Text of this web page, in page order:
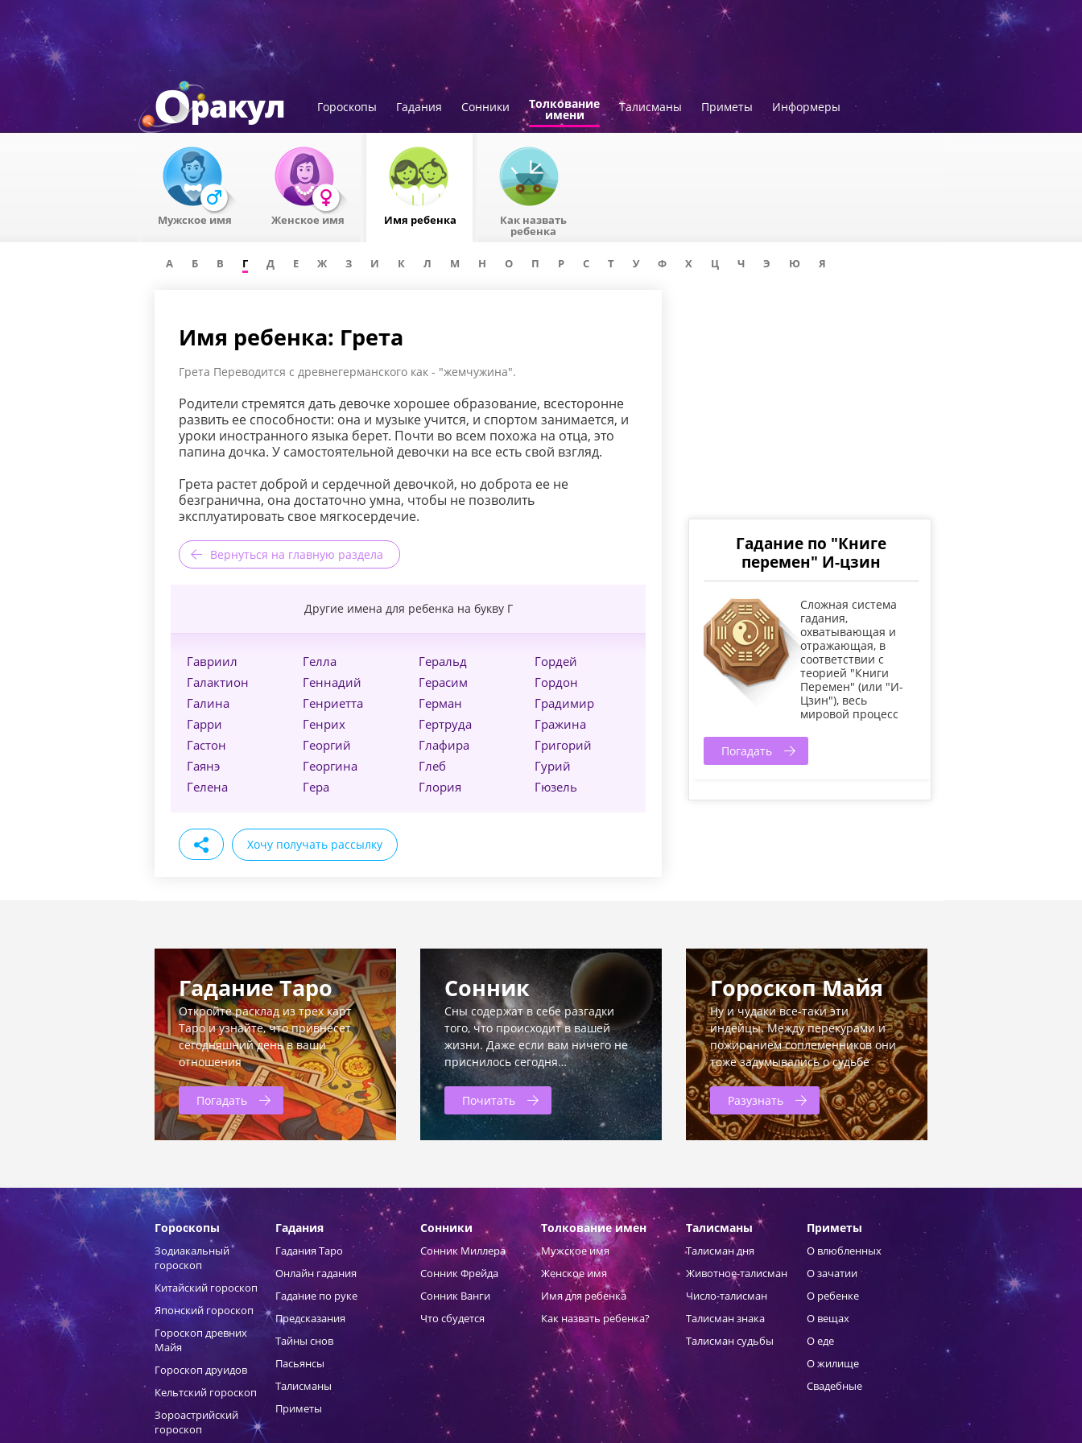
Гороскопы Гадания Сонники Толкование
имени
Талисманы Приметы Информеры
Мужское имя Женское имя Имя ребенка Как назвать
ребенка
А Б В Г Д Е Ж З И К Л М Н О П Р С Т У Ф Х Ц Ч Э Ю Я
Имя ребенка: Грета
Грета Переводится с древнегерманского как - "жемчужина".
Родители стремятся дать девочке хорошее образование, всесторонне
развить ее способности: она и музыке учится, и спортом занимается, и
уроки иностранного языка берет. Почти во всем похожа на отца, это
папина дочка. У самостоятельной девочки на все есть свой взгляд.
Грета растет доброй и сердечной девочкой, но доброта ее не
безгранична, она достаточно умна, чтобы не позволить
эксплуатировать свое мягкосердечие.
Вернуться на главную раздела
Другие имена для ребенка на букву Г
Гавриил
Галактион
Галина
Гарри
Гастон
Гаянэ
Гелена
Гелла
Геннадий
Генриетта
Генрих
Георгий
Георгина
Гера
Геральд
Герасим
Герман
Гертруда
Глафира
Глеб
Глория
Гордей
Гордон
Градимир
Гражина
Григорий
Гурий
Гюзель
Хочу получать рассылку
Гадание по "Книге
перемен" И-цзин
Cложная система
гадания,
охватывающая и
отражающая, в
соответствии с
теорией "Книги
Перемен" (или "И-
Цзин"), весь
мировой процесс
Погадать
Гадание Таро
Откройте расклад из трех карт
Таро и узнайте, что привнесет
сегодняшний день в ваши
отношения
Погадать
Сонник
Сны содержат в себе разгадки
того, что происходит в вашей
жизни. Даже если вам ничего не
приснилось сегодня…
Почитать
Гороскоп Майя
Ну и чудаки все-таки эти
индейцы. Между перекурами и
пожиранием соплеменников они
тоже задумывались о судьбе
Разузнать
Гороскопы
Зодиакальный
гороскоп
Китайский гороскоп
Японский гороскоп
Гороскоп древних
Майя
Гороскоп друидов
Кельтский гороскоп
Зороастрийский
гороскоп
Гадания
Гадания Таро
Онлайн гадания
Гадание по руке
Предсказания
Тайны снов
Пасьянсы
Талисманы
Приметы
Сонники
Сонник Миллера
Сонник Фрейда
Сонник Ванги
Что сбудется
Толкование имен
Мужское имя
Женское имя
Имя для ребенка
Как назвать ребенка?
Талисманы
Талисман дня
Животное-талисман
Число-талисман
Талисман знака
Талисман судьбы
Приметы
О влюбленных
О зачатии
О ребенке
О вещах
О еде
О жилище
Свадебные